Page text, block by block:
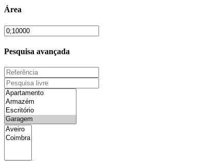
Área
Pesquisa avançada